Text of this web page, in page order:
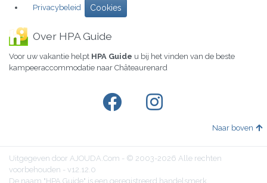
Privacybeleid
Cookies
Over HPA Guide
Voor uw vakantie helpt HPA Guide u bij het vinden van de beste
kampeeraccommodatie naar Châteaurenard
Naar boven
Uitgegeven door AJOUDA.Com - © 2003-2026 Alle rechten
voorbehouden - v12.12.0
De naam "HPA Guide" is een geregistreerd handelsmerk.